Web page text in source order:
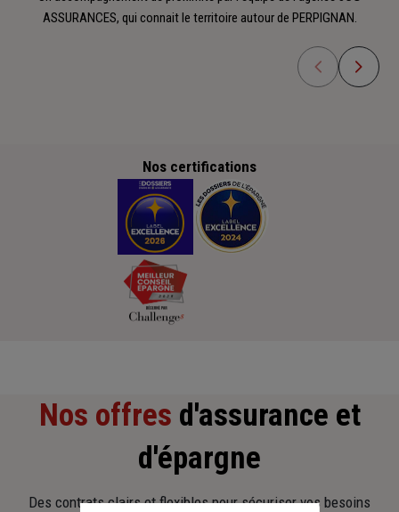
ASSURANCES, qui connait le territoire autour de PERPIGNAN.
Nos certifications
Nos offres d'assurance et
d'épargne
Des contrats clairs et flexibles pour sécuriser vos besoins